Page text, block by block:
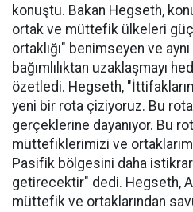
konuştu. Bakan Hegseth,
ortak ve müttefik ülkeleri
ortaklığı" benimseyen ve
bağımlılıktan uzaklaşmayı
özetledi. Hegseth,
yeni bir rota çiziyoruz. Bu
gerçeklerine dayanıyor. Bu
müttefiklerimizi ve
Pasifik bölgesini daha
getirecektir" dedi. Hegseth,
müttefik ve ortaklarından